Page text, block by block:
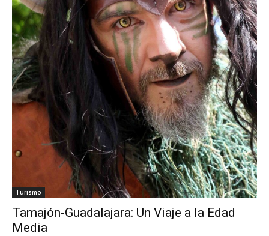
Turismo
Tamajón-Guadalajara: Un Viaje a la Edad
Media